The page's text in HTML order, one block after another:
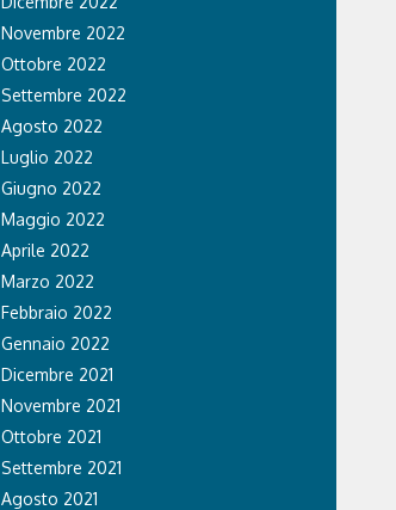
Novembre 2022
Ottobre 2022
Settembre 2022
Agosto 2022
Luglio 2022
Giugno 2022
Maggio 2022
Aprile 2022
Marzo 2022
Febbraio 2022
Gennaio 2022
Dicembre 2021
Novembre 2021
Ottobre 2021
Settembre 2021
Agosto 2021